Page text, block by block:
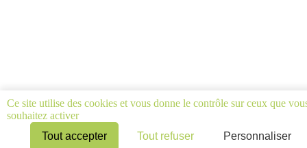
Ce site utilise des cookies et vous donne le contrôle sur ceux que
souhaitez activer
Tout accepter
Tout refuser Personnaliser